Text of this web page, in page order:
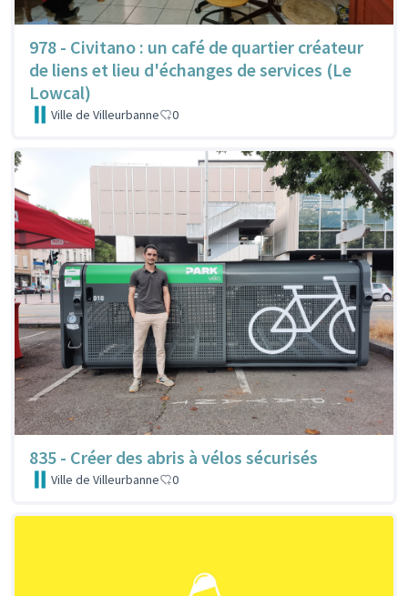
978 - Civitano : un café de quartier créateur
de liens et lieu d'échanges de services (Le
Lowcal)
Ville de Villeurbanne 0
835 - Créer des abris à vélos sécurisés
Ville de Villeurbanne 0